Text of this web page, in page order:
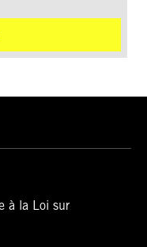
à la Loi sur